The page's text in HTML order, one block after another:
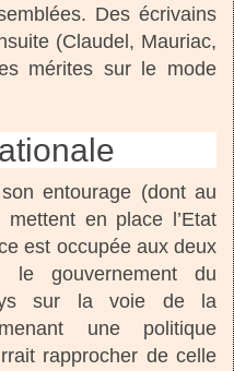
Des écrivains
(Claudel, Mauriac,
mérites sur le mode
entourage (dont au
en place l’Etat
est occupée aux deux
le gouvernement du
sur la voie de la
une politique
rapprocher de celle